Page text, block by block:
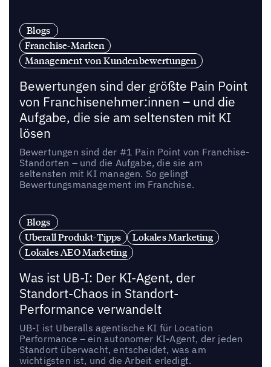
Blogs
Franchise-Marken
Management von Kundenbewertungen
Bewertungen sind der größte Pain Point
von Franchisenehmer:innen – und die
Aufgabe, die sie am seltensten mit KI
lösen
Bewertungen sind der #1 Pain Point von Franchise-
Standorten – und die Aufgabe, die sie am
seltensten mit KI managen. So gelingt
Bewertungsmanagement im Franchise.
Blogs
Uberall Produkt-Tipps
Lokales Marketing
Lokales AEO Marketing
Was ist UB-I: Der KI-Agent, der
Standort-Chaos in Standort-
Performance verwandelt
UB-I ist Uberalls agentische KI für Location
Performance – ein autonomer KI-Agent, der jeden
Standort überwacht, entscheidet, was am
wichtigsten ist, und die Arbeit erledigt.